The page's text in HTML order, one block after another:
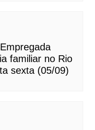
familiar no Rio
sexta (05/09)